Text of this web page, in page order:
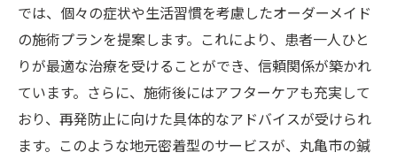
では、個々の症状や生活習慣を考慮したオーダーメイド
の施術プランを提案します。これにより、患者一人ひと
りが最適な治療を受けることができ、信頼関係が築かれ
ています。さらに、施術後にはアフターケアも充実して
おり、再発防止に向けた具体的なアドバイスが受けられ
ます。このような地元密着型のサービスが、丸亀市の鍼